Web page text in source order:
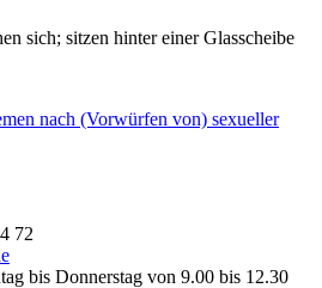
nach (Vorwürfen von) sexueller
72
bis Donnerstag von 9.00 bis 12.30